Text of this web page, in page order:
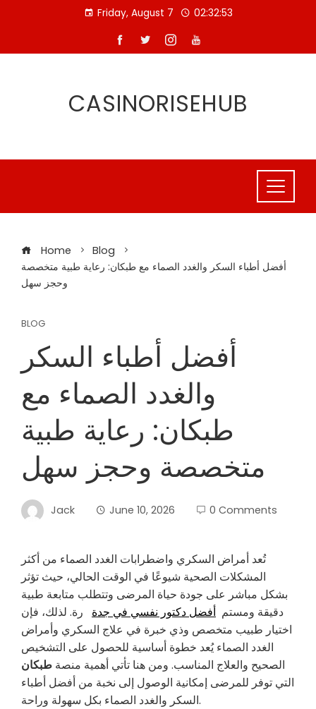
Friday, August 7 02:32:53
CASINORISEHUB
Home
Blog
أفضل أطباء السكر والغدد الصماء مع طبكان: رعاية طبية متخصصة
وحجز سهل
BLOG
أفضل أطباء السكر
والغدد الصماء مع
طبكان: رعاية طبية
متخصصة وحجز سهل
Jack June 10, 2026 0 Comments
تُعد أمراض السكري واضطرابات الغدد الصماء من أكثر
المشكلات الصحية شيوعًا في الوقت الحالي، حيث تؤثر
بشكل مباشر على جودة حياة المرضى وتتطلب متابعة طبية
دقيقة ومستم أفضل دكتور نفسي في جدة رة. لذلك، فإن
اختيار طبيب متخصص وذي خبرة في علاج السكري وأمراض
الغدد الصماء يُعد خطوة أساسية للحصول على التشخيص
الصحيح والعلاج المناسب. ومن هنا تأتي أهمية منصة طبكان
التي توفر للمرضى إمكانية الوصول إلى نخبة من أفضل أطباء
السكر والغدد الصماء بكل سهولة وراحة.